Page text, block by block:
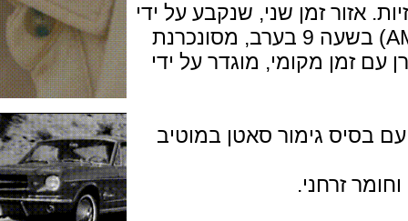
זמן שני, שנקבע על ידי
הכתר. אינדיקציה ליום / לילה (AM / PM) בשעה 9 בערב, מסונכרנת
6, מסונכרן עם זמן מקומי, מוגדר על ידי
גימור סאטן במוטיב